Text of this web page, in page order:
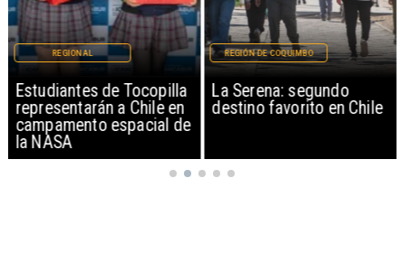
Estudiantes de Tocopilla
representarán a Chile en
campamento espacial de
la NASA
REGIONAL
La Serena: segundo
destino favorito en Chile
REGIÓN DE COQUIMBO